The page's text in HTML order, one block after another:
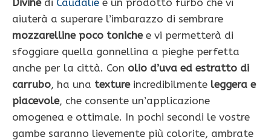
aiuterà a superare l’imbarazzo di sembrare
mozzarelline poco tonichee vi permetterà di
sfoggiare quella gonnellina a pieghe perfetta
anche per la città. Con olio d’uva ed estratto di
carrubo, ha una textureincredibilmente leggera e
piacevole, che consente un’applicazione
omogenea e ottimale. In pochi secondi le vostre
gambe saranno lievemente più colorite, ambrate